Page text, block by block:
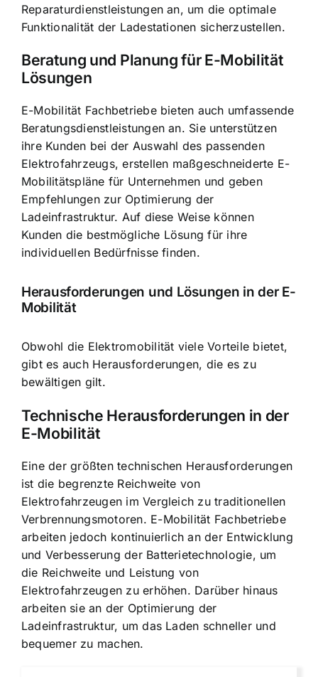
Reparaturdienstleistungen an, um die optimale
Funktionalität der Ladestationen sicherzustellen.
Beratung und Planung für E-Mobilität
Lösungen
E-Mobilität Fachbetriebe bieten auch umfassende
Beratungsdienstleistungen an. Sie unterstützen
ihre Kunden bei der Auswahl des passenden
Elektrofahrzeugs, erstellen maßgeschneiderte E-
Mobilitätspläne für Unternehmen und geben
Empfehlungen zur Optimierung der
Ladeinfrastruktur. Auf diese Weise können
Kunden die bestmögliche Lösung für ihre
individuellen Bedürfnisse finden.
Herausforderungen und Lösungen in der E-
Mobilität
Obwohl die Elektromobilität viele Vorteile bietet,
gibt es auch Herausforderungen, die es zu
bewältigen gilt.
Technische Herausforderungen in der
E-Mobilität
Eine der größten technischen Herausforderungen
ist die begrenzte Reichweite von
Elektrofahrzeugen im Vergleich zu traditionellen
Verbrennungsmotoren. E-Mobilität Fachbetriebe
arbeiten jedoch kontinuierlich an der Entwicklung
und Verbesserung der Batterietechnologie, um
die Reichweite und Leistung von
Elektrofahrzeugen zu erhöhen. Darüber hinaus
arbeiten sie an der Optimierung der
Ladeinfrastruktur, um das Laden schneller und
bequemer zu machen.